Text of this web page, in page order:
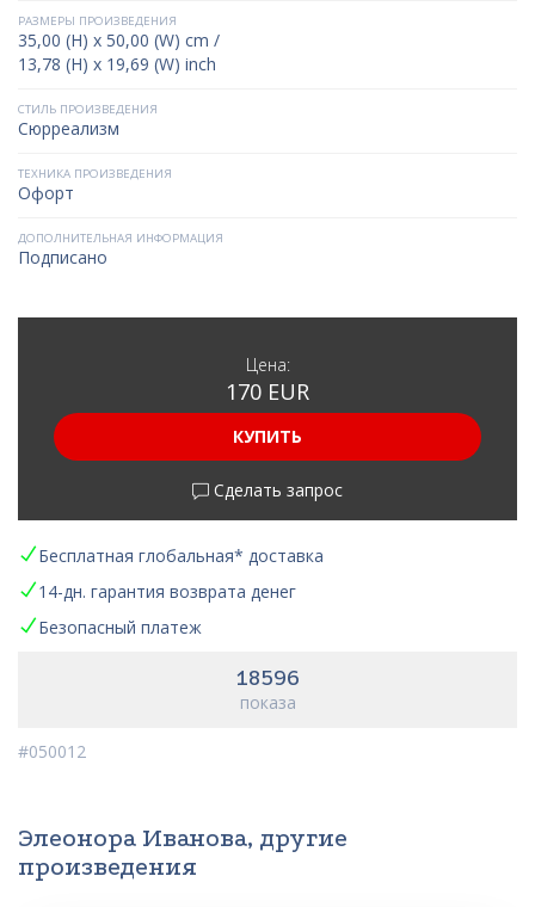
РАЗМЕРЫ ПРОИЗВЕДЕНИЯ
35,00 (H) x 50,00 (W) cm /
13,78 (H) x 19,69 (W) inch
СТИЛЬ ПРОИЗВЕДЕНИЯ
Сюрреализм
ТЕХНИКА ПРОИЗВЕДЕНИЯ
Офорт
ДОПОЛНИТЕЛЬНАЯ ИНФОРМАЦИЯ
Подписано
Цена:
170 EUR
КУПИТЬ
Сделать запрос
Бесплатная глобальная* доставка
14-дн. гарантия возврата денег
Безопасный платеж
18596
показа
#050012
Элеонора Иванова, другие
произведения